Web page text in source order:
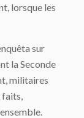
lorsque les
sur
la Seconde
militaires